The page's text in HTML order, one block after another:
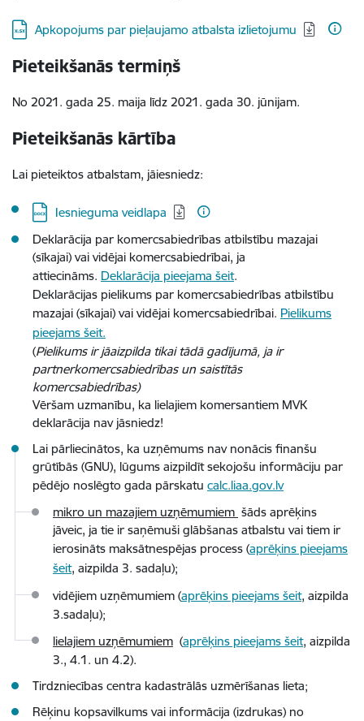
Lejupielādēt:
Apkopojums par pieļaujamo atbalsta izlietojumu
Pieteikšanās termiņš
No 2021. gada 25. maija līdz 2021. gada 30. jūnijam.
Pieteikšanās kārtība
Lai pieteiktos atbalstam, jāiesniedz:
Lejupielādēt:
Iesnieguma veidlapa
Deklarācija par komercsabiedrības atbilstību mazajai
(sīkajai) vai vidējai komercsabiedrībai, ja
attiecināms. Deklarācija pieejama šeit.
Deklarācijas pielikums par komercsabiedrības atbilstību
mazajai (sīkajai) vai vidējai komercsabiedrībai. Pielikums
pieejams šeit.
(Pielikums ir jāaizpilda tikai tādā gadījumā, ja ir
partnerkomercsabiedrības un saistītās
komercsabiedrības)
Vēršam uzmanību, ka lielajiem komersantiem MVK
deklarācija nav jāsniedz!
Lai pārliecinātos, ka uzņēmums nav nonācis finanšu
grūtībās (GNU), lūgums aizpildīt sekojošu informāciju par
pēdējo noslēgto gada pārskatu calc.liaa.gov.lv
mikro un mazajiem uzņēmumiem šāds aprēķins
jāveic, ja tie ir saņēmuši glābšanas atbalstu vai tiem ir
ierosināts maksātnespējas process (aprēķins pieejams
šeit, aizpilda 3. sadaļu);
vidējiem uzņēmumiem (aprēķins pieejams šeit, aizpilda
3.sadaļu);
lielajiem uzņēmumiem (aprēķins pieejams šeit, aizpilda
3., 4.1. un 4.2).
Tirdzniecības centra kadastrālās uzmērīšanas lieta;
Rēķinu kopsavilkums vai informācija (izdrukas) no